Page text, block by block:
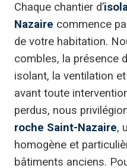
Chaque chantier d’
Nazaire commence
de votre habitation.
combles, la présence
isolant, la ventilation
avant toute
perdus, nous
roche Saint-Nazaire,
homogène et
bâtiments anciens.